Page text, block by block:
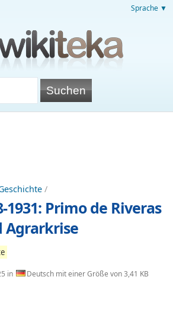
Sprache ▼
/
1931: Primo de Riveras
Agrarkrise
in Deutsch mit einer Größe von 3,41 KB